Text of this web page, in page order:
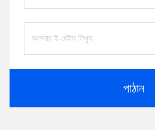
পাঠান